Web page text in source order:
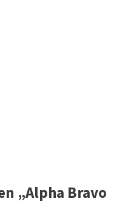
„Alpha Bravo